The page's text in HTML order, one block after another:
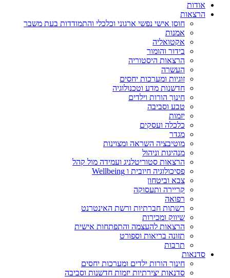
אודות
הרצאות
חוסן אישי נפשי ארגוני וכלכלי והתמודדות בעת משבר
אמנות
אקטואליה
בידור והומור
הרצאות היסטוריה
העשרה
זוגיות ומערכות יחסים
חדשנות מדע וטכנולוגיה
חינוך הורות וילדים
טבע וסביבה
יזמות
כלכלה ועסקים
מגדר
מוטיבציה השראה ומצוינות
מנהיגות וניהול
הרצאות סטוריטלניג ועמידה מול קהל
פסיכולוגיה חיובית ו Wellbeing
צבא וביטחון
קריירה ותעסוקה
רפואה
רשתות חברתיות ורשת האינטרנט
שיווק ומכירות
הרצאות להעצמה והתפתחות אישית
תזונה בריאות וספורט
תרבות
סדנאות
חינוך הורות ילדים ומערכות יחסים
סדנאות יצירתיות יזמות חדשנות וסביבה